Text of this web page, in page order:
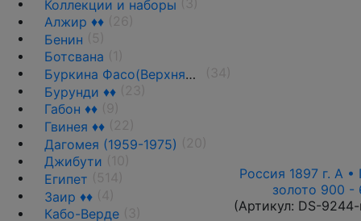
Коллекции и наборы
Алжир ♦♦
Бенин
Ботсвана
Буркина Фасо(Верхняя Вольта)
Бурунди ♦♦
Габон ♦♦
Гвинея ♦♦
Дагомея (1959-1975)
Джибути
Египет
Заир ♦♦
Кабо-Верде
Россия 1897 г. А
золото 900 -
(Артикул: DS-